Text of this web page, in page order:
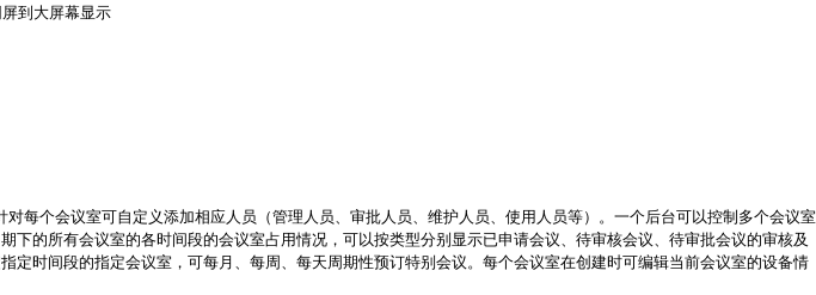
到大屏幕显示
每个会议室可自定义添加相应人员（管理人员、审批人员、维护人员、使用人员等）。一个后台可以控制多个会议室
下的所有会议室的各时间段的会议室占用情况，可以按类型分别显示已申请会议、待审核会议、待审批会议的审核及
定时间段的指定会议室，可每月、每周、每天周期性预订特别会议。每个会议室在创建时可编辑当前会议室的设备情